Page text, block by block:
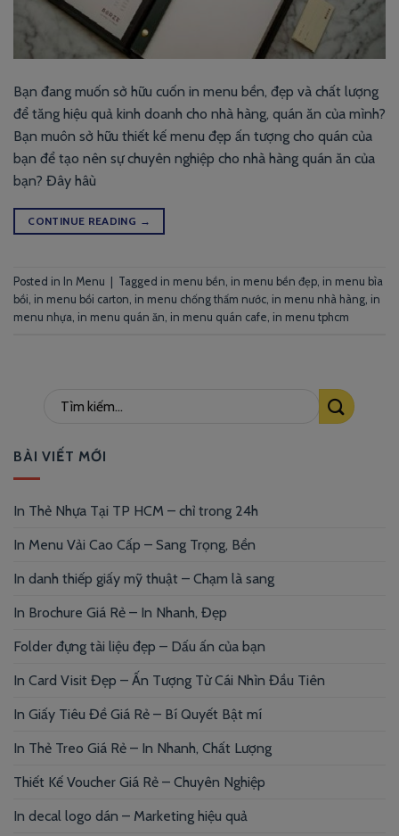
Bạn đang muốn sở hữu cuốn in menu bền, đẹp và chất lượng
để tăng hiệu quả kinh doanh cho nhà hàng, quán ăn của mình?
Bạn muôn sở hữu thiết kế menu đẹp ấn tượng cho quán của
bạn để tạo nên sự chuyên nghiệp cho nhà hàng quán ăn của
bạn? Đây hâù
CONTINUE READING →
Posted in In Menu Tagged in menu bền, in menu bền đẹp, in menu bìa
bồi, in menu bồi carton, in menu chống thấm nước, in menu nhà hàng, in
menu nhựa, in menu quán ăn, in menu quán cafe, in menu tphcm
BÀI VIẾT MỚI
In Thẻ Nhựa Tại TP HCM – chỉ trong 24h
In Menu Vải Cao Cấp – Sang Trọng, Bền
In danh thiếp giấy mỹ thuật – Chạm là sang
In Brochure Giá Rẻ – In Nhanh, Đẹp
Folder đựng tài liệu đẹp – Dấu ấn của bạn
In Card Visit Đẹp – Ấn Tượng Từ Cái Nhìn Đầu Tiên
In Giấy Tiêu Đề Giá Rẻ – Bí Quyết Bật mí
In Thẻ Treo Giá Rẻ – In Nhanh, Chất Lượng
Thiết Kế Voucher Giá Rẻ – Chuyên Nghiệp
In decal logo dán – Marketing hiệu quả